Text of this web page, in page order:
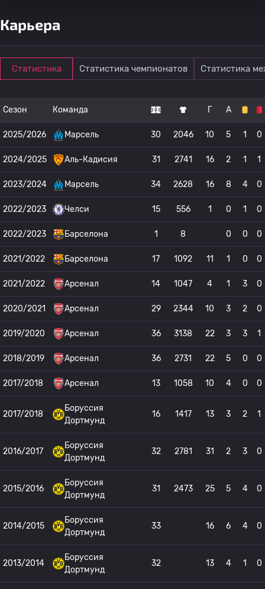
Карьера
Статистика Статистика чемпионатов Статистика
Сезон Команда Г А
2025/2026 Марсель 30 2046 10 5 1 0
2024/2025 Аль-Кадисия 31 2741 16 2 1 1
2023/2024 Марсель 34 2628 16 8 4 0
2022/2023 Челси 15 556 1 0 1 0
2022/2023 Барселона 1 8 0 0 0
2021/2022 Барселона 17 1092 11 1 0 0
2021/2022 Арсенал 14 1047 4 1 3 0
2020/2021 Арсенал 29 2344 10 3 2 0
2019/2020 Арсенал 36 3138 22 3 3 1
2018/2019 Арсенал 36 2731 22 5 0 0
2017/2018 Арсенал 13 1058 10 4 0 0
2017/2018
Боруссия
Дортмунд
16 1417 13 3 2 1
2016/2017
Боруссия
Дортмунд
32 2781 31 2 3 0
2015/2016
Боруссия
Дортмунд
31 2473 25 5 4 0
2014/2015
Боруссия
Дортмунд
33 16 6 4 0
2013/2014
Боруссия
Дортмунд
32 13 4 1 0